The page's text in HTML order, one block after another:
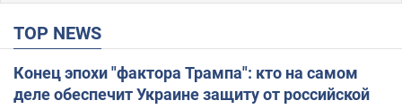
TOP NEWS
Конец эпохи "фактора Трампа": кто на самом
деле обеспечит Украине защиту от российской